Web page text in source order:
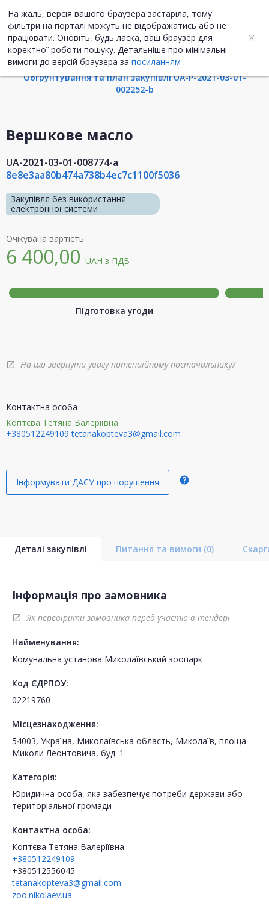
На жаль, версія вашого браузера застаріла, тому
фільтри на порталі можуть не відображатись або не
працювати. Оновіть, будь ласка, ваш браузер для
коректної роботи пошуку. Детальніше про мінімальні
вимоги до версій браузера за посиланням .
UA ENG
Інформація про закупівлю
Обгрунтування та план закупівлі UA-P-2021-03-01-
002252-b
Вершкове масло
UA-2021-03-01-008774-a
8e8e3aa80b474a738b4ec7c1100f5036
Закупівля без використання
електронної системи
Очікувана вартість
6 400,00 UAH з ПДВ
Підготовка угоди
open_in_new На що звернути увагу потенційному постачальнику?
Контактна особа
Коптєва Тетяна Валеріївна
+380512249109 tetanakopteva3@gmail.com
Інформувати ДАСУ про порушення help
Деталі закупівлі Питання та вимоги (0)
Інформація про замовника
open_in_new Як перевірити замовника перед участю в тендері
Найменування:
Комунальна установа Миколаївський зоопарк
Код ЄДРПОУ:
02219760
Місцезнаходження:
54003, Україна, Миколаївська область, Миколаїв, площа
Миколи Леонтовича, буд. 1
Категорія:
Юридична особа, яка забезпечує потреби держави або
територіальної громади
Контактна особа:
Коптєва Тетяна Валеріївна
+380512249109
+380512556045
tetanakopteva3@gmail.com
zoo.nikolaev.ua